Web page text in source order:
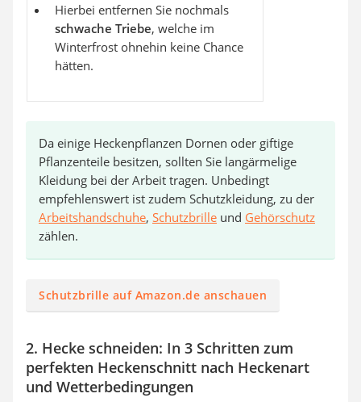
Hierbei entfernen Sie nochmals
schwache Triebe, welche im
Winterfrost ohnehin keine Chance
hätten.
Da einige Heckenpflanzen Dornen oder giftige
Pflanzenteile besitzen, sollten Sie langärmelige
Kleidung bei der Arbeit tragen. Unbedingt
empfehlenswert ist zudem Schutzkleidung, zu der
Arbeitshandschuhe, Schutzbrille und Gehörschutz
zählen.
Schutzbrille auf Amazon.de anschauen
2. Hecke schneiden: In 3 Schritten zum
perfekten Heckenschnitt nach Heckenart
und Wetterbedingungen